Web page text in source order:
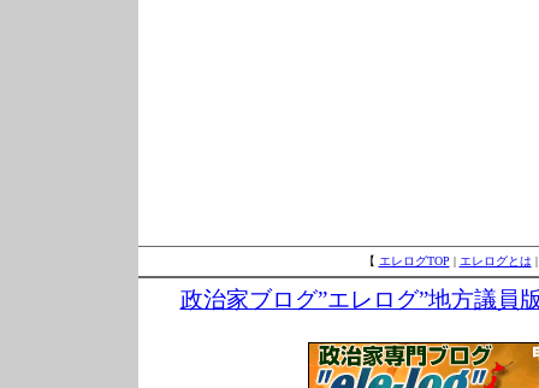
【 エレログTOP | エレログとは
政治家ブログ”エレログ”地方議員